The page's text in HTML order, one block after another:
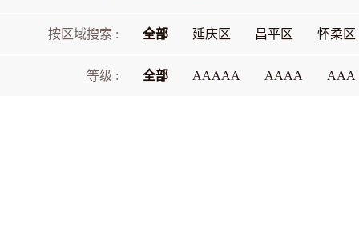
按区域搜索 : 全部 延庆区 昌平区 怀柔区
等级 : 全部 AAAAA AAAA AAA